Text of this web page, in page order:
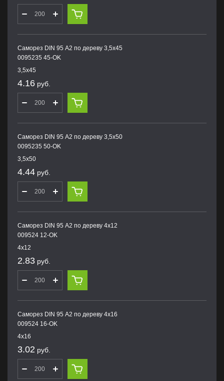
Саморез DIN 95 А2 по дереву 3,5х45
0095235 45-OK
3,5х45
4.16 руб.
Саморез DIN 95 А2 по дереву 3,5х50
0095235 50-OK
3,5х50
4.44 руб.
Саморез DIN 95 А2 по дереву 4х12
009524 12-OK
4х12
2.83 руб.
Саморез DIN 95 А2 по дереву 4х16
009524 16-OK
4х16
3.02 руб.